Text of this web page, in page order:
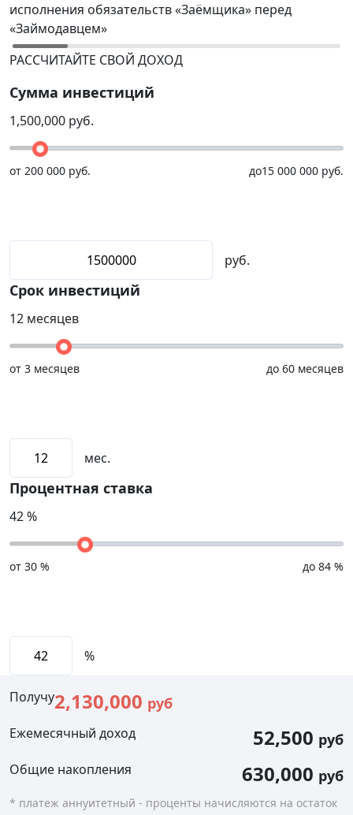
исполнения обязательств «Заёмщика» перед
«Займодавцем»
РАССЧИТАЙТЕ СВОЙ ДОХОД
Сумма инвестиций
1,500,000 руб.
от 200 000 руб. до15 000 000 руб.
руб.
Срок инвестиций
12 месяцев
от 3 месяцев до 60 месяцев
мес.
Процентная ставка
42%
от 30 % до 84 %
%
Получу2,130,000 руб
Ежемесячный доход 52,500 руб
Общие накопления 630,000 руб
* платеж аннуитетный - проценты начисляются на остаток